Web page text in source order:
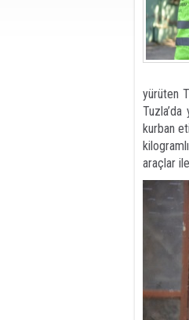
yürüten
kurban
araçlar